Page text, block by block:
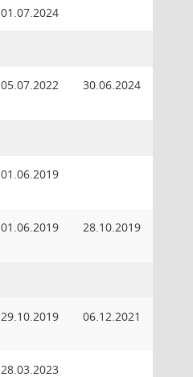
01.07.2024
05.07.2022 30.06.2024
01.06.2019
01.06.2019 28.10.2019
29.10.2019 06.12.2021
28.03.2023